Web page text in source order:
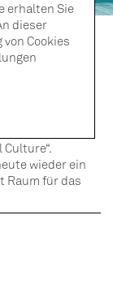
erhalten Sie
dieser
Cookies
ist eine
wieder ein
Raum für das